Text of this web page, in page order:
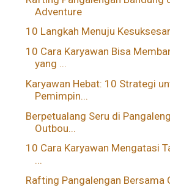
Adventure
10 Langkah Menuju
10 Cara Karyawan Bisa
yang ...
Karyawan Hebat: 10 Strategi
Pemimpin...
Berpetualang Seru di
Outbou...
10 Cara Karyawan Mengatasi
...
Rafting Pangalengan Bersama